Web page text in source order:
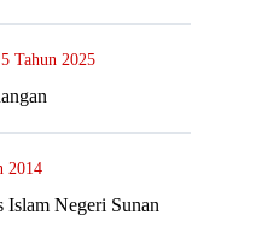
Tahun 2025
2014
Islam Negeri Sunan